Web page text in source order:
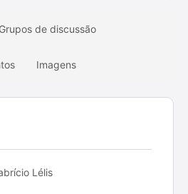
Grupos de discussão
Imagens
Lélis